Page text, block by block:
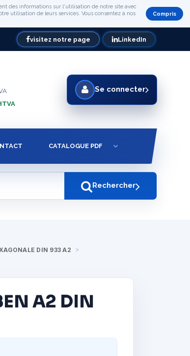
des informations sur l'utilisation de notre site avec
utilisation de leurs services. Vous consentez à nos
Compris
visitez notre page LinkedIn
Se connecter
CATALOGUE PDF
Rechercher
DIN 933 A2
A2 DIN